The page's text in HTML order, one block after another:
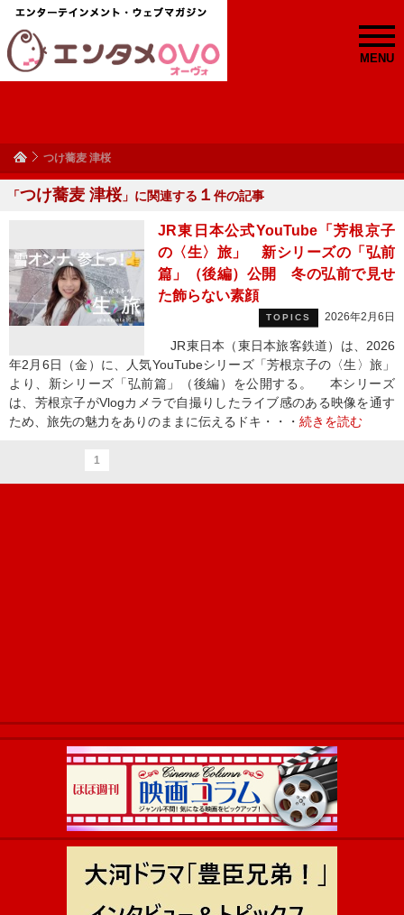
MENU
つけ蕎麦 津桜
「つけ蕎麦 津桜」に関連する １ 件の記事
JR東日本公式YouTube「芳根京子
の〈生〉旅」 新シリーズの「弘前
篇」（後編）公開 冬の弘前で見せ
た飾らない素顔
TOPICS 2026年2月6日
JR東日本（東日本旅客鉄道）は、2026
年2月6日（金）に、人気YouTubeシリーズ「芳根京子の〈生〉旅」
より、新シリーズ「弘前篇」（後編）を公開する。 本シリーズ
は、芳根京子がVlogカメラで自撮りしたライブ感のある映像を通す
ため、旅先の魅力をありのままに伝えるドキ・・・ 続きを読む
1